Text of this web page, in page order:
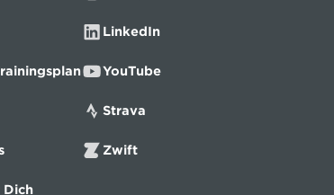
Dich
LinkedIn
YouTube
Strava
Zwift